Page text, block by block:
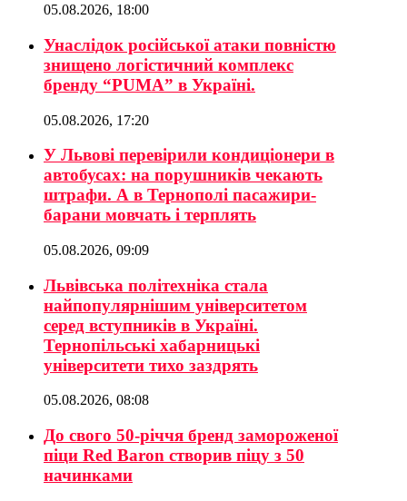
05.08.2026, 18:00
Унаслідок російської атаки повністю
знищено логістичний комплекс
бренду “PUMA” в Україні.
05.08.2026, 17:20
У Львові перевірили кондиціонери в
автобусах: на порушників чекають
штрафи. А в Тернополі пасажири-
барани мовчать і терплять
05.08.2026, 09:09
Львівська політехніка стала
найпопулярнішим університетом
серед вступників в Україні.
Тернопільські хабарницькі
університети тихо заздрять
05.08.2026, 08:08
До свого 50-річчя бренд замороженої
піци Red Baron створив піцу з 50
начинками